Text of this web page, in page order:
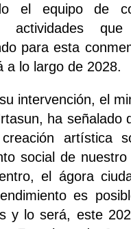
el equipo de
actividades
para esta
a lo largo de 2028.
intervención, el
ha señalado
artística
social de
el ágora
es
y lo será, este